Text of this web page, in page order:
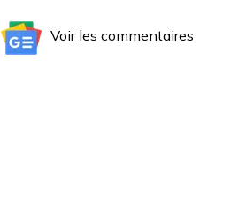
WhatsAppVoir les commentaires